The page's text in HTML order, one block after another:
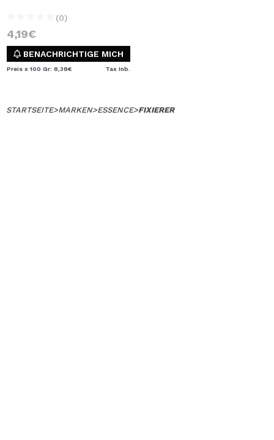
(0)
4,19€
BENACHRICHTIGE MICH
Preis x 100 Gr: 8,38€ Tax Inb.
STARTSEITE>MARKEN>ESSENCE>FIXIERER